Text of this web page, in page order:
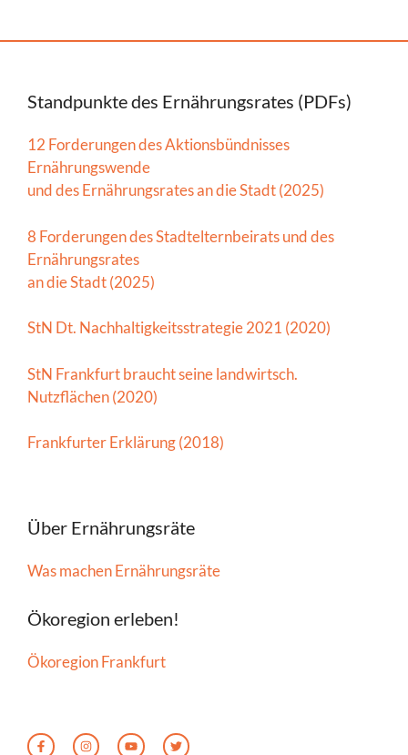
Standpunkte des Ernährungsrates (PDFs)
12 Forderungen des Aktionsbündnisses
Ernährungswende
und des Ernährungsrates an die Stadt (2025)
8 Forderungen des Stadtelternbeirats und des
Ernährungsrates
an die Stadt (2025)
StN Dt. Nachhaltigkeitsstrategie 2021 (2020)
StN Frankfurt braucht seine landwirtsch.
Nutzflächen (2020)
Frankfurter Erklärung (2018)
Über Ernährungsräte
Was machen Ernährungsräte
Ökoregion erleben!
Ökoregion Frankfurt